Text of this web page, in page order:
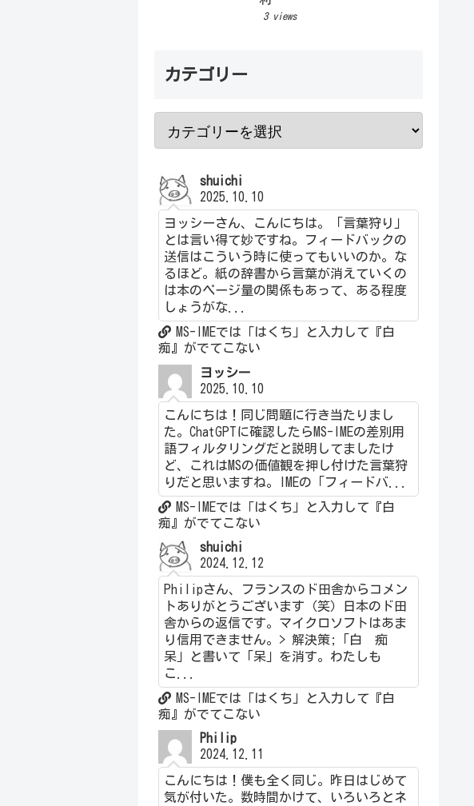
3 views
カテゴリー
shuichi
2025.10.10
ヨッシーさん、こんにちは。「言葉狩り」
とは言い得て妙ですね。フィードバックの
送信はこういう時に使ってもいいのか。な
るほど。紙の辞書から言葉が消えていくの
は本のページ量の関係もあって、ある程度
しょうがな...
MS-IMEでは「はくち」と入力して『白
痴』がでてこない
ヨッシー
2025.10.10
こんにちは！同じ問題に行き当たりまし
た。ChatGPTに確認したらMS-IMEの差別用
語フィルタリングだと説明してましたけ
ど、これはMSの価値観を押し付けた言葉狩
りだと思いますね。IMEの「フィードバ...
MS-IMEでは「はくち」と入力して『白
痴』がでてこない
shuichi
2024.12.12
Philipさん、フランスのド田舎からコメン
トありがとうございます（笑）日本のド田
舎からの返信です。マイクロソフトはあま
り信用できません。> 解決策;「白 痴
呆」と書いて「呆」を消す。わたしも
こ...
MS-IMEでは「はくち」と入力して『白
痴』がでてこない
Philip
2024.12.11
こんにちは！僕も全く同じ。昨日はじめて
気が付いた。数時間かけて、いろいろとネ